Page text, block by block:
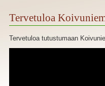
Tervetuloa
Tervetuloa tutustumaan